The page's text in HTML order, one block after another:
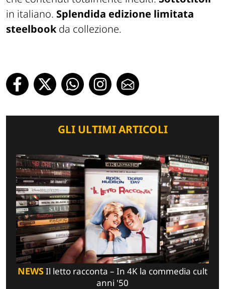
in italiano. Splendida edizione limitata
steelbookda collezione.
GLI ULTIMI ARTICOLI
NEWSIl letto racconta – In 4K la commedia cult
anni '50